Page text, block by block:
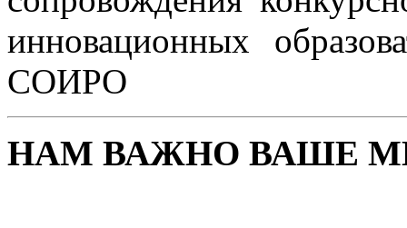
инновационных
СОИРО
НАМ ВАЖНО ВАШЕ